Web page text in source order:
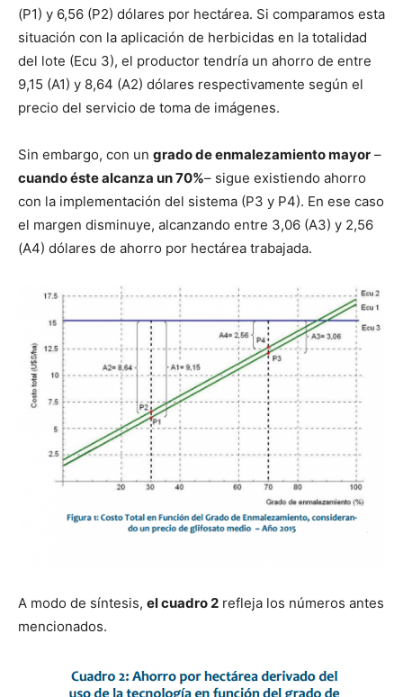
(P1) y 6,56 (P2) dólares por hectárea. Si comparamos esta
situación con la aplicación de herbicidas en la totalidad
del lote (Ecu 3), el productor tendría un ahorro de entre
9,15 (A1) y 8,64 (A2) dólares respectivamente según el
precio del servicio de toma de imágenes.
Sin embargo, con un grado de enmalezamiento mayor –
cuando éste alcanza un 70%– sigue existiendo ahorro
con la implementación del sistema (P3 y P4). En ese caso
el margen disminuye, alcanzando entre 3,06 (A3) y 2,56
(A4) dólares de ahorro por hectárea trabajada.
A modo de síntesis, el cuadro 2 refleja los números antes
mencionados.